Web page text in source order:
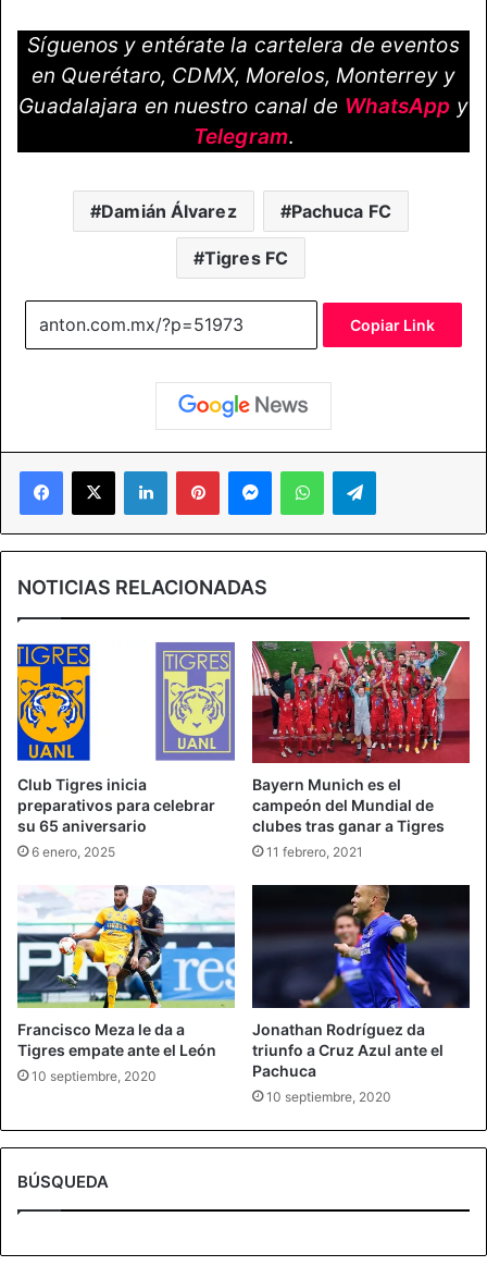
Síguenos y entérate la cartelera de eventos
en Querétaro, CDMX, Morelos, Monterrey y
Guadalajara en nuestro canal de WhatsApp y
Telegram.
Damián Álvarez Pachuca FC
Tigres FC
Copiar Link
NOTICIAS RELACIONADAS
Club Tigres inicia
preparativos para celebrar
su 65 aniversario
6 enero, 2025
Bayern Munich es el
campeón del Mundial de
clubes tras ganar a Tigres
11 febrero, 2021
Francisco Meza le da a
Tigres empate ante el León
10 septiembre, 2020
Jonathan Rodríguez da
triunfo a Cruz Azul ante el
Pachuca
10 septiembre, 2020
BÚSQUEDA